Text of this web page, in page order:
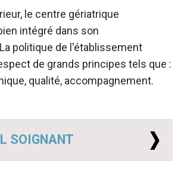
le centre gériatrique
intégré dans son
politique de l'établissement
de grands principes tels que :
qualité, accompagnement.
SOIGNANT